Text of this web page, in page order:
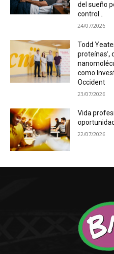
del sueño
control...
24/07/2026
Todd
proteínas’,
como
Occident
23/07/2026
Vida
22/07/2026